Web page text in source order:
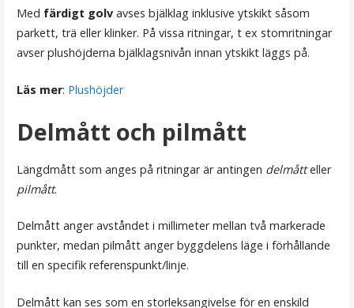
Med färdigt golv avses bjälklag inklusive ytskikt såsom
parkett, trä eller klinker. På vissa ritningar, t ex stomritningar
avser plushöjderna bjälklagsnivån innan ytskikt läggs på.
Läs mer: Plushöjder
Delmått och pilmått
Längdmått som anges på ritningar är antingen delmåtteller
pilmått.
Delmått anger avståndet i millimeter mellan två markerade
punkter, medan pilmått anger byggdelens läge i förhållande
till en specifik referenspunkt/linje.
Delmått kan ses som en storleksangivelse för en enskild